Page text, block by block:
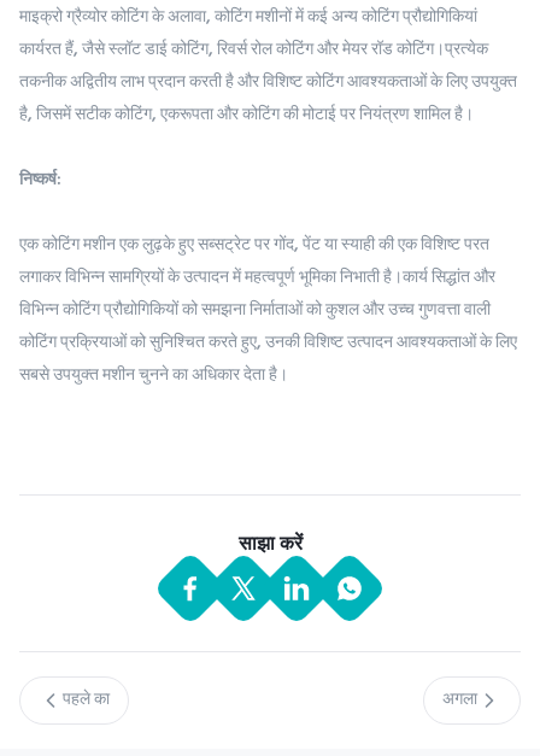
माइक्रो ग्रैव्योर कोटिंग के अलावा, कोटिंग मशीनों में कई अन्य कोटिंग प्रौद्योगिकियां
कार्यरत हैं, जैसे स्लॉट डाई कोटिंग, रिवर्स रोल कोटिंग और मेयर रॉड कोटिंग।प्रत्येक
तकनीक अद्वितीय लाभ प्रदान करती है और विशिष्ट कोटिंग आवश्यकताओं के लिए उपयुक्त
है, जिसमें सटीक कोटिंग, एकरूपता और कोटिंग की मोटाई पर नियंत्रण शामिल है।
निष्कर्ष:
एक कोटिंग मशीन एक लुढ़के हुए सब्सट्रेट पर गोंद, पेंट या स्याही की एक विशिष्ट परत
लगाकर विभिन्न सामग्रियों के उत्पादन में महत्वपूर्ण भूमिका निभाती है।कार्य सिद्धांत और
विभिन्न कोटिंग प्रौद्योगिकियों को समझना निर्माताओं को कुशल और उच्च गुणवत्ता वाली
कोटिंग प्रक्रियाओं को सुनिश्चित करते हुए, उनकी विशिष्ट उत्पादन आवश्यकताओं के लिए
सबसे उपयुक्त मशीन चुनने का अधिकार देता है।
साझा करें
पहले का अगला